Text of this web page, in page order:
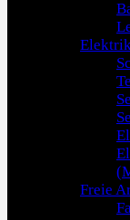
Freie